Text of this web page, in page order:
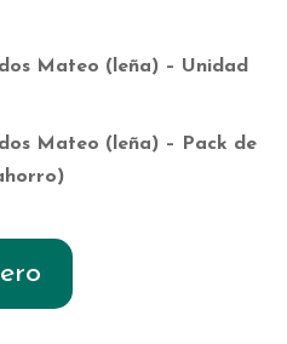
Mateo (leña) – Unidad
Mateo (leña) – Pack de